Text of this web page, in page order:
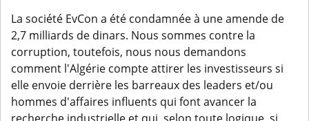
La société EvCon a été condamnée à une amende de
2,7 milliards de dinars. Nous sommes contre la
corruption, toutefois, nous nous demandons
comment l'Algérie compte attirer les investisseurs si
elle envoie derrière les barreaux des leaders et/ou
hommes d'affaires influents qui font avancer la